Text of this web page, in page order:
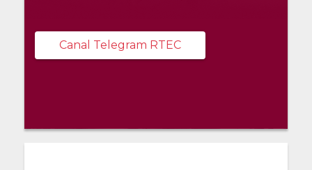
Canal Telegram RTEC